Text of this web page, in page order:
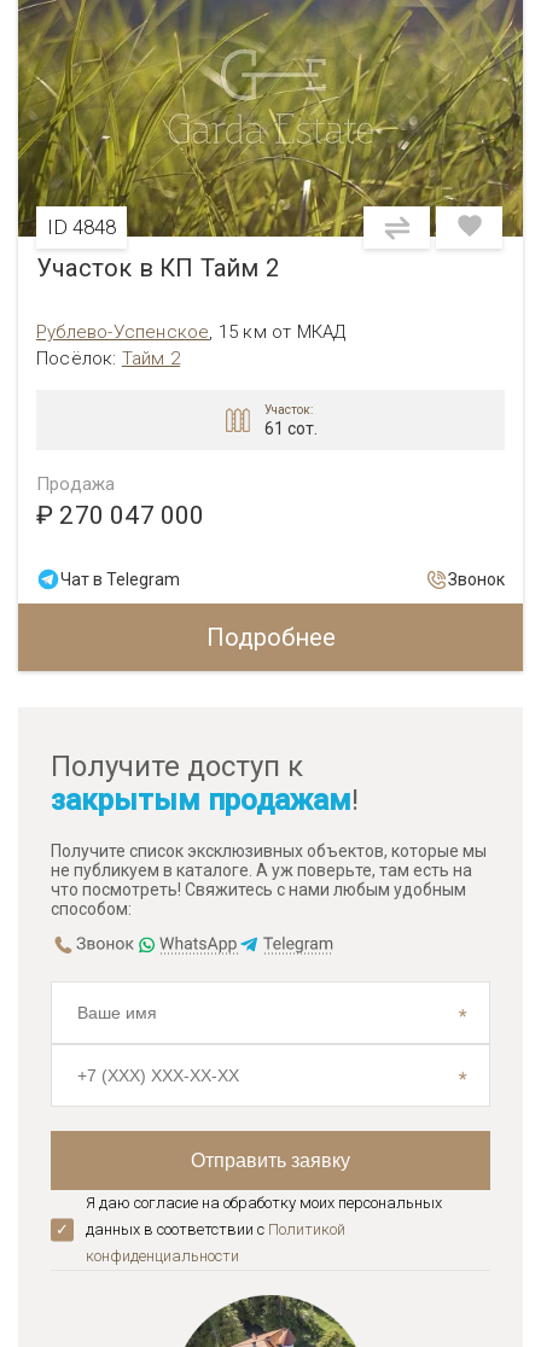
ID 4848
Участок в КП Тайм 2
Рублево-Успенское, 15 км от МКАД
Посёлок: Тайм 2
Участок:
61 сот.
Продажа
₽ 270 047 000
Чат в Telegram Звонок
Подробнее
Получите доступ к
закрытым продажам!
Получите список эксклюзивных объектов, которые мы
не публикуем в каталоге. А уж поверьте, там есть на
что посмотреть! Свяжитесь с нами любым удобным
способом:
Я даю согласие на обработку моих персональных
данных в соответствии с Политикой
конфиденциальноcти